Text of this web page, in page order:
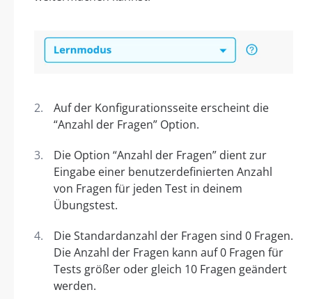
Auf der Konfigurationsseite erscheint die
“Anzahl der Fragen” Option.
Die Option “Anzahl der Fragen” dient zur
Eingabe einer benutzerdefinierten Anzahl
von Fragen für jeden Test in deinem
Übungstest.
Die Standardanzahl der Fragen sind 0 Fragen.
Die Anzahl der Fragen kann auf 0 Fragen für
Tests größer oder gleich 10 Fragen geändert
werden.